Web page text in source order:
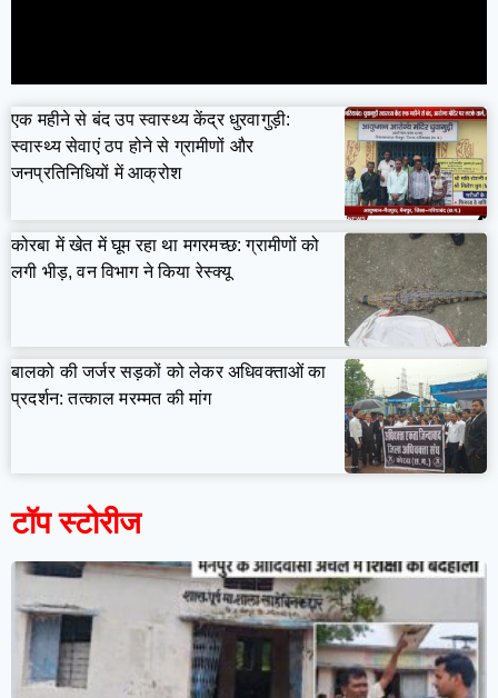
एक महीने से बंद उप स्वास्थ्य केंद्र धुरवागुड़ी:
स्वास्थ्य सेवाएं ठप होने से ग्रामीणों और
जनप्रतिनिधियों में आक्रोश
कोरबा में खेत में घूम रहा था मगरमच्छ: ग्रामीणों को
लगी भीड़, वन विभाग ने किया रेस्क्यू
बालको की जर्जर सड़कों को लेकर अधिवक्ताओं का
प्रदर्शन: तत्काल मरम्मत की मांग
टॉप स्टोरीज